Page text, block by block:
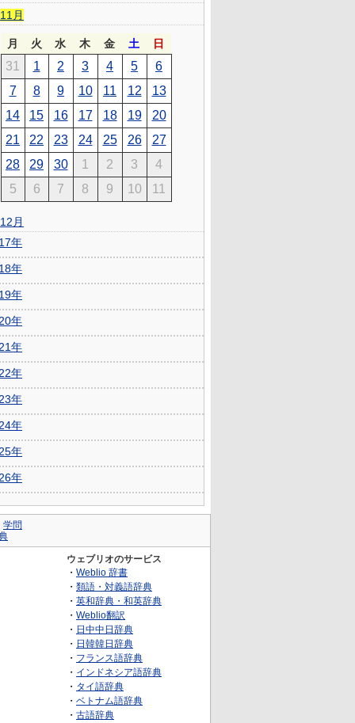
11月
月 火 水 木 金 土 日
31 1 2 3 4 5
6
7
8 9 10 11 12
13
14
15 16 17 18 19
20
21
22 23 24 25 26
27
28
29 30 1 2 3
4
5
6 7 8 9 10 11
12月
年
年
年
年
年
年
年
年
年
年
学問
ウェブリオのサービス
・ Weblio 辞書
・ 類語・対義語辞典
・ 英和辞典・和英辞典
・ Weblio翻訳
・ 日中中日辞典
・ 日韓韓日辞典
・ フランス語辞典
・ インドネシア語辞典
・ タイ語辞典
・ ベトナム語辞典
・ 古語辞典